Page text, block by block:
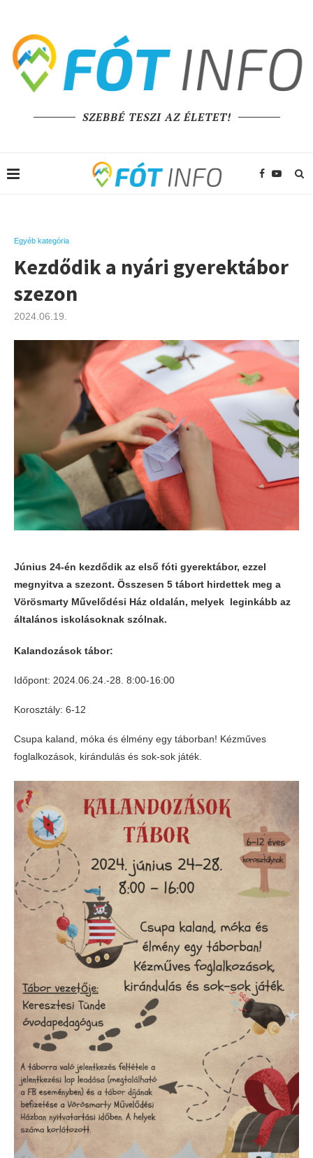
SZEBBÉ TESZI AZ ÉLETET!
Egyéb kategória
Kezdődik a nyári gyerektábor
szezon
2024.06.19.
Június 24-én kezdődik az első fóti gyerektábor, ezzel
megnyitva a szezont. Összesen 5 tábort hirdettek meg a
Vörösmarty Művelődési Ház oldalán, melyek leginkább az
általános iskolásoknak szólnak.
Kalandozások tábor:
Időpont: 2024.06.24.-28. 8:00-16:00
Korosztály: 6-12
Csupa kaland, móka és élmény egy táborban! Kézműves
foglalkozások, kirándulás és sok-sok játék.